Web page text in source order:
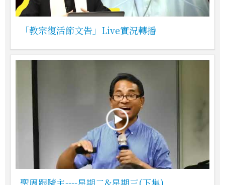
「教宗復活節文告」Live實況轉播